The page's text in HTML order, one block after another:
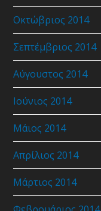
Οκτώβριος 2014
Σεπτέμβριος 2014
Αύγουστος 2014
Ιούνιος 2014
Μάιος 2014
Απρίλιος 2014
Μάρτιος 2014